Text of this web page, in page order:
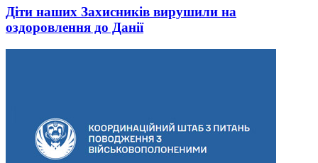
Діти наших Захисників вирушили на
оздоровлення до Данії